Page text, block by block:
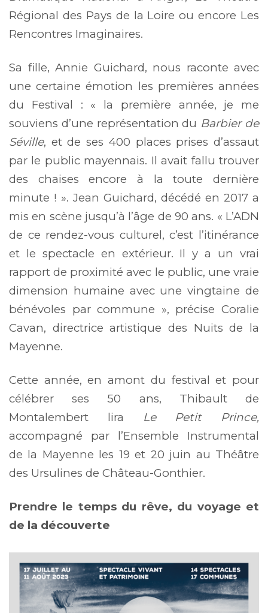
Régional des Pays de la Loire ou encore Les
Rencontres Imaginaires.
Sa fille, Annie Guichard, nous raconte avec
une certaine émotion les premières années
du Festival : « la première année, je me
souviens d’une représentation du Barbier de
Séville, et de ses 400 places prises d’assaut
par le public mayennais. Il avait fallu trouver
des chaises encore à la toute dernière
minute ! ». Jean Guichard, décédé en 2017 a
mis en scène jusqu’à l’âge de 90 ans. « L’ADN
de ce rendez-vous culturel, c’est l’itinérance
et le spectacle en extérieur. Il y a un vrai
rapport de proximité avec le public, une vraie
dimension humaine avec une vingtaine de
bénévoles par commune », précise Coralie
Cavan, directrice artistique des Nuits de la
Mayenne.
Cette année, en amont du festival et pour
célébrer ses 50 ans, Thibault de
Montalembert lira
Le Petit Prince,
accompagné par l’Ensemble Instrumental
de la Mayenne les 19 et 20 juin au Théâtre
des Ursulines de Château-Gonthier.
Prendre le temps du rêve, du voyage et
de la découverte